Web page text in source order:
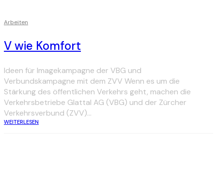
Arbeiten
V wie Komfort
Ideen für Imagekampagne der VBG und
Verbundskampagne mit dem ZVV Wenn es um die
Stärkung des öffentlichen Verkehrs geht, machen die
Verkehrsbetriebe Glattal AG (VBG) und der Zürcher
Verkehrsverbund (ZVV)...
WEITERLESEN